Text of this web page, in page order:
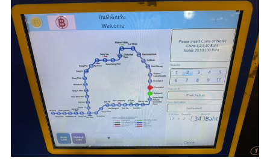
ARL スワンナプーム→マッカサン 35B/人
MRT マッカサン・ペチャブリー→スクンビット 17B/人
路線が違うので都度券売機で買う